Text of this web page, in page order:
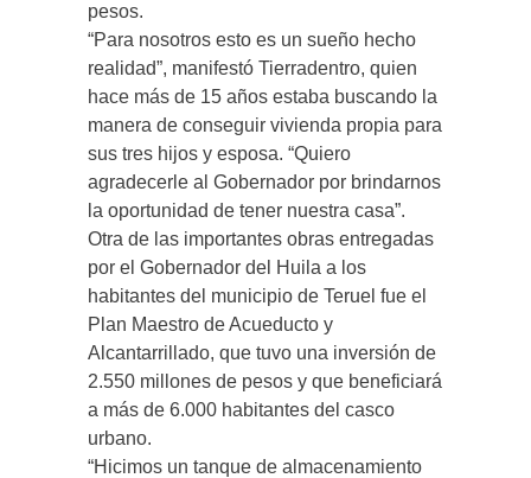
pesos.
“Para nosotros esto es un sueño hecho
realidad”, manifestó Tierradentro, quien
hace más de 15 años estaba buscando la
manera de conseguir vivienda propia para
sus tres hijos y esposa. “Quiero
agradecerle al Gobernador por brindarnos
la oportunidad de tener nuestra casa”.
Otra de las importantes obras entregadas
por el Gobernador del Huila a los
habitantes del municipio de Teruel fue el
Plan Maestro de Acueducto y
Alcantarrillado, que tuvo una inversión de
2.550 millones de pesos y que beneficiará
a más de 6.000 habitantes del casco
urbano.
“Hicimos un tanque de almacenamiento